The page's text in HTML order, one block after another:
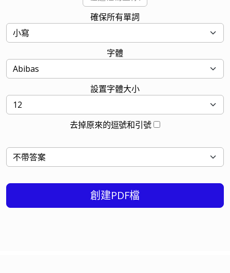
確保所有單詞
字體
設置字體大小
去掉原來的逗號和引號
創建PDF檔